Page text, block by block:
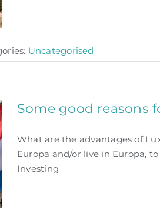
Uncategorised
Some good reasons
What are the advantages of
Europa and/or live in Europa,
Investing